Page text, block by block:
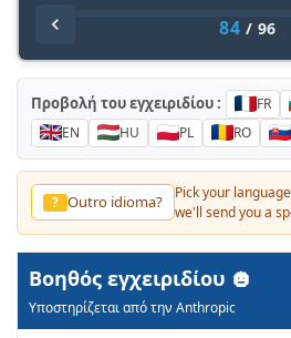
84 / 96
Προβολή του εγχειριδίου : FR
EN
HU PL RO
? Outro idioma?
Pick your
we'll send you a
Βοηθός εγχειριδίου
Υποστηρίζεται από την Anthropic